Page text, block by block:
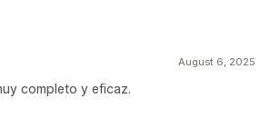
August 6, 2025
completo y eficaz.